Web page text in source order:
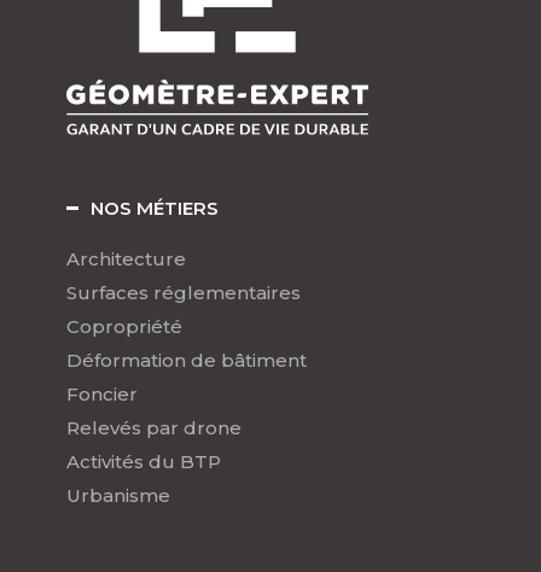
NOS MÉTIERS
Architecture
Surfaces réglementaires
Copropriété
Déformation de bâtiment
Foncier
Relevés par drone
Activités du BTP
Urbanisme